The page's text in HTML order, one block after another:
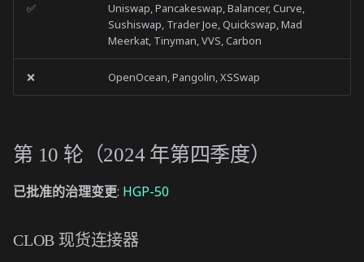
✅
Uniswap, Pancakeswap, Balancer, Curve,
Sushiswap, Trader Joe, Quickswap, Mad
Meerkat, Tinyman, VVS, Carbon
❌ OpenOcean, Pangolin, XSSwap
第 10 轮（2024 年第四季度）
已批准的治理变更: HGP-50
CLOB 现货连接器